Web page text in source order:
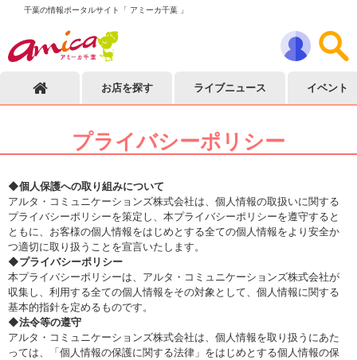
千葉の情報ポータルサイト「 アミーカ千葉 」
お店を探す ライブニュース イベント
プライバシーポリシー
◆個人保護への取り組みについて
アルタ・コミュニケーションズ株式会社は、個人情報の取扱いに関する
プライバシーポリシーを策定し、本プライバシーポリシーを遵守すると
ともに、お客様の個人情報をはじめとする全ての個人情報をより安全か
つ適切に取り扱うことを宣言いたします。
◆プライバシーポリシー
本プライバシーポリシーは、アルタ・コミュニケーションズ株式会社が
収集し、利用する全ての個人情報をその対象として、個人情報に関する
基本的指針を定めるものです。
◆法令等の遵守
アルタ・コミュニケーションズ株式会社は、個人情報を取り扱うにあた
っては、「個人情報の保護に関する法律」をはじめとする個人情報の保